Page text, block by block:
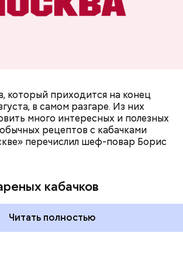
который приходится на конец
в самом разгаре. Из них
много интересных и полезных
рецептов с кабачками
перечислил шеф-повар Борис
кабачков
Читать полностью
кости, зубы, волосы и